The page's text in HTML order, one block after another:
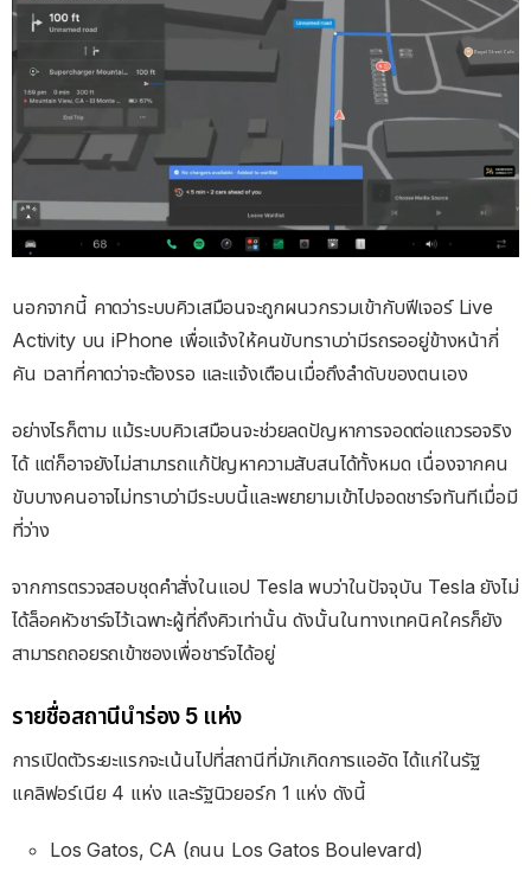
นอกจากนี้ คาดว่าระบบคิวเสมือนจะถูกผนวกรวมเข้ากับฟีเจอร์ Live
Activity บน iPhone เพื่อแจ้งให้คนขับทราบว่ามีรถรออยู่ข้างหน้ากี่
คัน เวลาที่คาดว่าจะต้องรอ และแจ้งเตือนเมื่อถึงลำดับของตนเอง
อย่างไรก็ตาม แม้ระบบคิวเสมือนจะช่วยลดปัญหาการจอดต่อแถวรอจริง
ได้ แต่ก็อาจยังไม่สามารถแก้ปัญหาความสับสนได้ทั้งหมด เนื่องจากคน
ขับบางคนอาจไม่ทราบว่ามีระบบนี้และพยายามเข้าไปจอดชาร์จทันทีเมื่อมี
ที่ว่าง
จากการตรวจสอบชุดคำสั่งในแอป Tesla พบว่าในปัจจุบัน Tesla ยังไม่
ได้ล็อคหัวชาร์จไว้เฉพาะผู้ที่ถึงคิวเท่านั้น ดังนั้นในทางเทคนิคใครก็ยัง
สามารถถอยรถเข้าซองเพื่อชาร์จได้อยู่
รายชื่อสถานีนำร่อง 5 แห่ง
การเปิดตัวระยะแรกจะเน้นไปที่สถานีที่มักเกิดการแออัด ได้แก่ในรัฐ
แคลิฟอร์เนีย 4 แห่ง และรัฐนิวยอร์ก 1 แห่ง ดังนี้
Los Gatos, CA (ถนน Los Gatos Boulevard)